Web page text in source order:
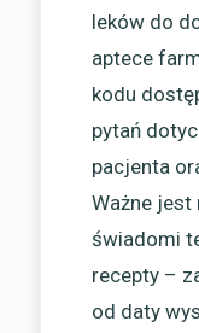
leków do
aptece
kodu
pytań
pacjenta
Ważne jest
świadomi
recepty –
od daty